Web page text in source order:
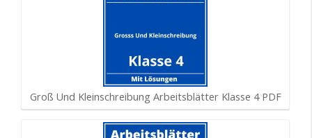
Groß Und Kleinschreibung Arbeitsblätter Klasse 4 PDF